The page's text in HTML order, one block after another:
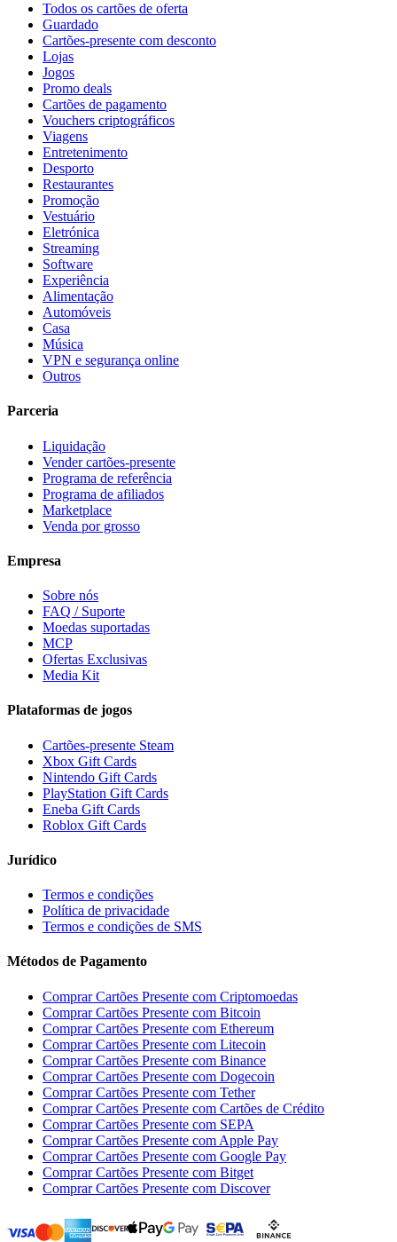
Todos os cartões de oferta
Guardado
Cartões-presente com desconto
Lojas
Jogos
Promo deals
Cartões de pagamento
Vouchers criptográficos
Viagens
Entretenimento
Desporto
Restaurantes
Promoção
Vestuário
Eletrónica
Streaming
Software
Experiência
Alimentação
Automóveis
Casa
Música
VPN e segurança online
Outros
Parceria
Liquidação
Vender cartões-presente
Programa de referência
Programa de afiliados
Marketplace
Venda por grosso
Empresa
Sobre nós
FAQ / Suporte
Moedas suportadas
MCP
Ofertas Exclusivas
Media Kit
Plataformas de jogos
Cartões-presente Steam
Xbox Gift Cards
Nintendo Gift Cards
PlayStation Gift Cards
Eneba Gift Cards
Roblox Gift Cards
Jurídico
Termos e condições
Política de privacidade
Termos e condições de SMS
Métodos de Pagamento
Comprar Cartões Presente com Criptomoedas
Comprar Cartões Presente com Bitcoin
Comprar Cartões Presente com Ethereum
Comprar Cartões Presente com Litecoin
Comprar Cartões Presente com Binance
Comprar Cartões Presente com Dogecoin
Comprar Cartões Presente com Tether
Comprar Cartões Presente com Cartões de Crédito
Comprar Cartões Presente com SEPA
Comprar Cartões Presente com Apple Pay
Comprar Cartões Presente com Google Pay
Comprar Cartões Presente com Bitget
Comprar Cartões Presente com Discover